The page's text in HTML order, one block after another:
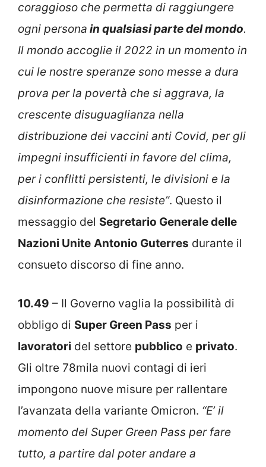
coraggioso che permetta di raggiungere
ogni persona in qualsiasi parte del mondo.
Il mondo accoglie il 2022 in un momento in
cui le nostre speranze sono messe a dura
prova per la povertà che si aggrava, la
crescente disuguaglianza nella
distribuzione dei vaccini anti Covid, per gli
impegni insufficienti in favore del clima,
per i conflitti persistenti, le divisioni e la
disinformazione che resiste”. Questo il
messaggio del Segretario Generale delle
Nazioni Unite Antonio Guterres durante il
consueto discorso di fine anno.
10.49 – Il Governo vaglia la possibilità di
obbligo di Super Green Pass per i
lavoratori del settore pubblico e privato.
Gli oltre 78mila nuovi contagi di ieri
impongono nuove misure per rallentare
l’avanzata della variante Omicron. “E’ il
momento del Super Green Pass per fare
tutto, a partire dal poter andare a